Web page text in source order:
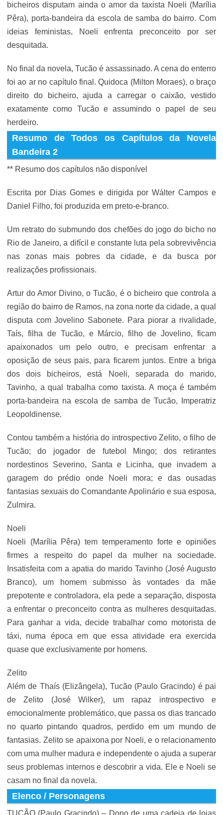
bicheiros disputam ainda o amor da taxista Noeli (Marília
Pêra), porta-bandeira da escola de samba do bairro. Com
ideias feministas, Noeli enfrenta preconceito por ser
desquitada.
No final da novela, Tucão é assassinado. A cena do enterro
foi ao ar no capítulo final. Quidoca (Milton Moraes), o braço
direito do bicheiro, ajuda a carregar o caixão, vestido
exatamente como Tucão e assumindo o papel de seu
herdeiro.
Resumo de Todos os Capítulos da Novela
Bandeira 2
** Resumo dos capítulos não disponível
Escrita por Dias Gomes e dirigida por Wálter Campos e
Daniel Filho, foi produzida em preto-e-branco.
Um retrato do submundo dos chefões do jogo do bicho no
Rio de Janeiro, a difícil e constante luta pela sobrevivência
nas zonas mais pobres da cidade, e da busca por
realizações profissionais.
Artur do Amor Divino, o Tucão, é o bicheiro que controla a
região do bairro de Ramos, na zona norte da cidade, a qual
disputa com Jovelino Sabonete. Para piorar a rivalidade,
Taís, filha de Tucão, e Márcio, filho de Jovelino, ficam
apaixonados um pelo outro, e precisam enfrentar a
oposição de seus pais, para ficarem juntos. Entre a briga
dos dois bicheiros, está Noeli, separada do marido,
Tavinho, a qual trabalha como taxista. A moça é também
porta-bandeira na escola de samba de Tucão, Imperatriz
Leopoldinense.
Contou também a história do introspectivo Zelito, o filho de
Tucão; do jogador de futebol Mingo; dos retirantes
nordestinos Severino, Santa e Licinha, que invadem a
garagem do prédio onde Noeli mora; e das ousadas
fantasias sexuais do Comandante Apolinário e sua esposa,
Zulmira.
Noeli
Noeli (Marília Pêra) tem temperamento forte e opiniões
firmes a respeito do papel da mulher na sociedade.
Insatisfeita com a apatia do marido Tavinho (José Augusto
Branco), um homem submisso às vontades da mãe
prepotente e controladora, ela pede a separação, disposta
a enfrentar o preconceito contra as mulheres desquitadas.
Para ganhar a vida, decide trabalhar como motorista de
táxi, numa época em que essa atividade era exercida
quase que exclusivamente por homens.
Zelito
Além de Thaís (Elizângela), Tucão (Paulo Gracindo) é pai
de Zelito (José Wilker), um rapaz introspectivo e
emocionalmente problemático, que passa os dias trancado
no quarto pintando quadros, perdido em um mundo de
fantasias. Zelito se apaixona por Noeli, e o relacionamento
com uma mulher madura e independente o ajuda a superar
seus problemas internos e descobrir a vida. Ele e Noeli se
casam no final da novela.
Elenco / Personagens
TUCÃO (Paulo Gracindo) – Dono de uma cadeia de lojas